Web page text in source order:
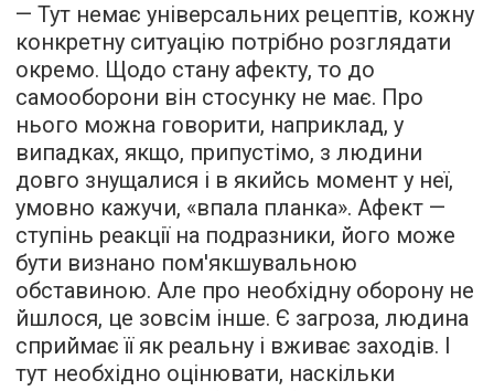
— Тут немає універсальних рецептів, кожну
конкретну ситуацію потрібно розглядати
окремо. Щодо стану афекту, то до
самооборони він стосунку не має. Про
нього можна говорити, наприклад, у
випадках, якщо, припустімо, з людини
довго знущалися і в якийсь момент у неї,
умовно кажучи, «впала планка». Афект —
ступінь реакції на подразники, його може
бути визнано пом'якшувальною
обставиною. Але про необхідну оборону не
йшлося, це зовсім інше. Є загроза, людина
сприймає її як реальну і вживає заходів. І
тут необхідно оцінювати, наскільки